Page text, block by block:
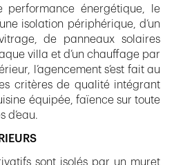
performance énergétique, le
isolation périphérique, d’un
de panneaux solaires
villa et d’un chauffage par
l’agencement s’est fait au
critères de qualité intégrant
équipée, faïence sur toute
d’eau.
sont isolés par un muret